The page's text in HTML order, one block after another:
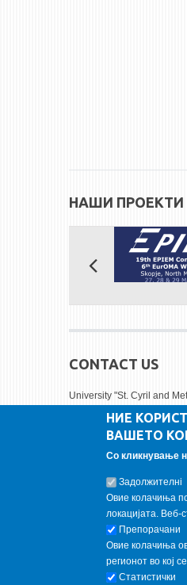
НАШИ ПРОЕКТИ
CONTACT US
University "St. Cyril and
Faculty of Mechanical
Karpos II bb
1000 Skopje, Republic of
+ 389 2 3099-298
FOLLOW US
Follow us on:
НИЕ
ВАШЕТО
Со кликнување
Задолжителнi
Овие колачиња
локацијата.
Препорачани
Овие колачиња
регионот во кој
Статистички